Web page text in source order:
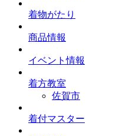
着物がたり
商品情報
イベント情報
着方教室
佐賀市
着付マスター